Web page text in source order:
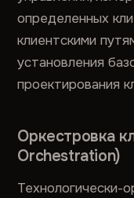
определенных
клиентскими
установления
проектирования
Оркестровка
Orchestration)
Технологически-